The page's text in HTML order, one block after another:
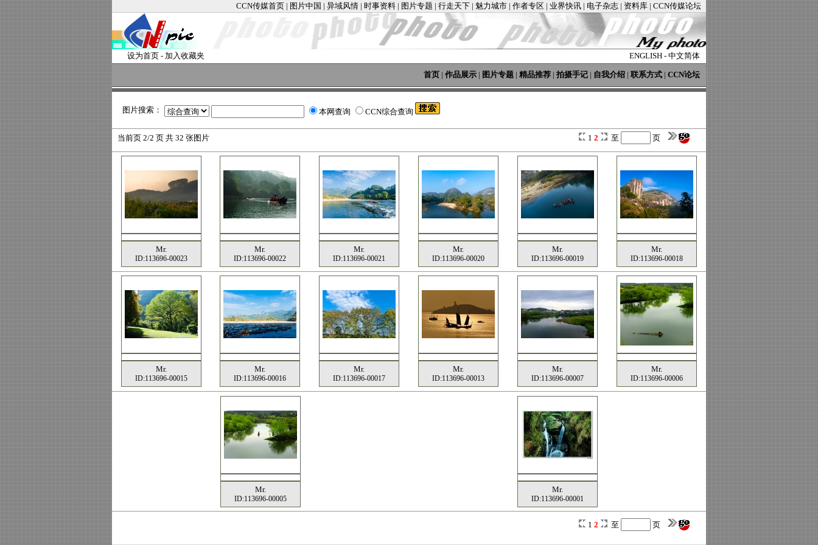
CCN传媒首页 | 图片中国 | 异域风情 | 时事资料 | 图片专题 | 行走天下 | 魅力城市 | 作者专区 | 业界快讯 | 电子杂志 | 资料库 | CCN传媒论坛
设为首页 - 加入收藏夹 ENGLISH - 中文简体
首页 | 作品展示 | 图片专题 | 精品推荐 | 拍摄手记 | 自我介绍 | 联系方式 | CCN论坛
图片搜索： 本网查询 CCN综合查询
当前页 2/2 页 共 32 张图片 1 2 至 页
Mr.
ID:113696-00023
Mr.
ID:113696-00022
Mr.
ID:113696-00021
Mr.
ID:113696-00020
Mr.
ID:113696-00019
Mr.
ID:113696-00018
Mr.
ID:113696-00015
Mr.
ID:113696-00016
Mr.
ID:113696-00017
Mr.
ID:113696-00013
Mr.
ID:113696-00007
Mr.
ID:113696-00006
Mr.
ID:113696-00005
Mr.
ID:113696-00001
1 2 至 页